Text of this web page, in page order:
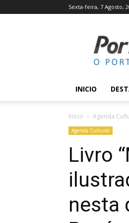
Sexta-feira, 7 Agosto,
Pinzón
INICIO
Inicio Agenda
Agenda Cultural
Livro
nesta